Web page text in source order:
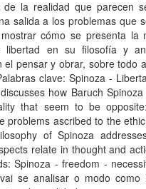
la realidad que parecen
salida a los problemas que
cómo se presenta la
libertad en su filosofí­a y
pensar y obrar, sobre todo
clave: Spinoza -
how Baruch
that seem to be
problems ascribed to the
of Spinoza
relate in thought and
Spinoza - freedom -
se analisar o modo como